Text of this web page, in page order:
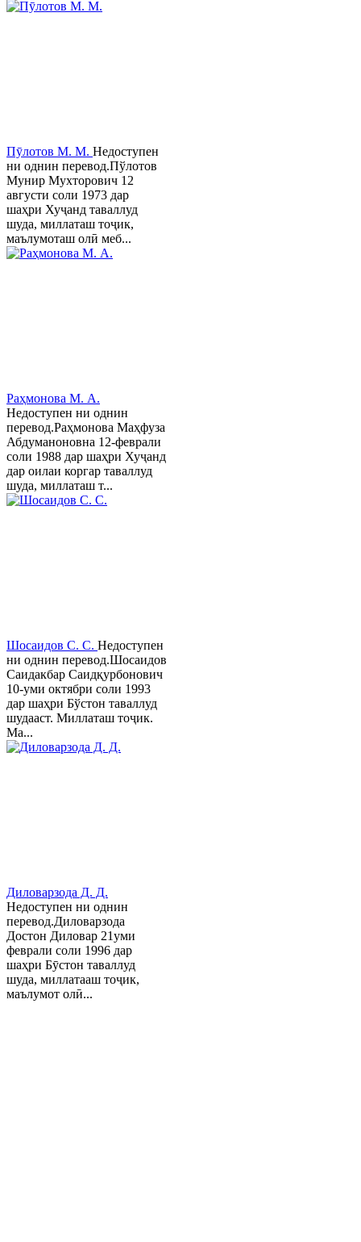
Пӯлотов М. М. Недоступен
ни однин перевод.Пўлотов
Мунир Мухторович 12
августи соли 1973 дар
шаҳри Хуҷанд таваллуд
шуда, миллаташ тоҷик,
маълумоташ олӣ меб...
Раҳмонова М. А.
Недоступен ни однин
перевод.Раҳмонова Маҳфуза
Абдуманоновна 12-феврали
соли 1988 дар шаҳри Хуҷанд
дар оилаи коргар таваллуд
шуда, миллаташ т...
Шосаидов С. С. Недоступен
ни однин перевод.Шосаидов
Саидакбар Саидқурбонович
10-уми октябри соли 1993
дар шаҳри Бўстон таваллуд
шудааст. Миллаташ тоҷик.
Ма...
Диловарзода Д. Д.
Недоступен ни однин
перевод.Диловарзода
Достон Диловар 21уми
феврали соли 1996 дар
шаҳри Бӯстон таваллуд
шуда, миллатааш тоҷик,
маълумот олӣ...